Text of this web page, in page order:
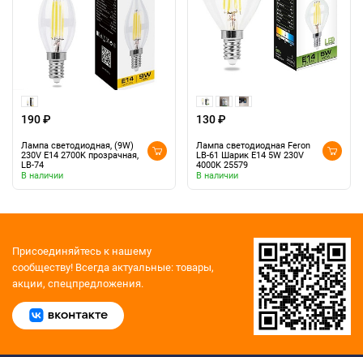
190 ₽
Лампа светодиодная, (9W)
230V E14 2700K прозрачная,
LB-74
В наличии
130 ₽
Лампа светодиодная Feron
LB-61 Шарик E14 5W 230V
4000K 25579
В наличии
Присоединяйтесь к нашему
сообществу! Всегда актуальные: товары,
акции, спецпредложения.